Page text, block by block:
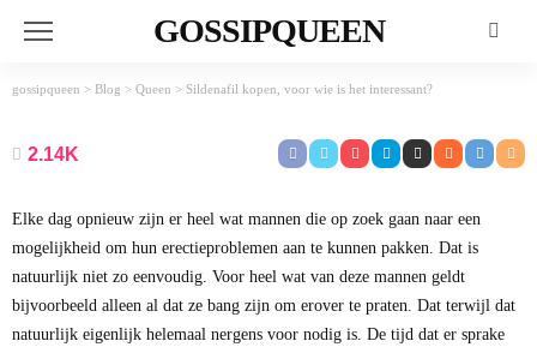
GOSSIPQUEEN
gossipqueen > Blog > Queen > Sildenafil kopen, voor wie is het interessant?
Sildenafil kopen, voor wie is het interessant?
2.14K
Elke dag opnieuw zijn er heel wat mannen die op zoek gaan naar een
mogelijkheid om hun erectieproblemen aan te kunnen pakken. Dat is
natuurlijk niet zo eenvoudig. Voor heel wat van deze mannen geldt
bijvoorbeeld alleen al dat ze bang zijn om erover te praten. Dat terwijl dat
natuurlijk eigenlijk helemaal nergens voor nodig is. De tijd dat er sprake